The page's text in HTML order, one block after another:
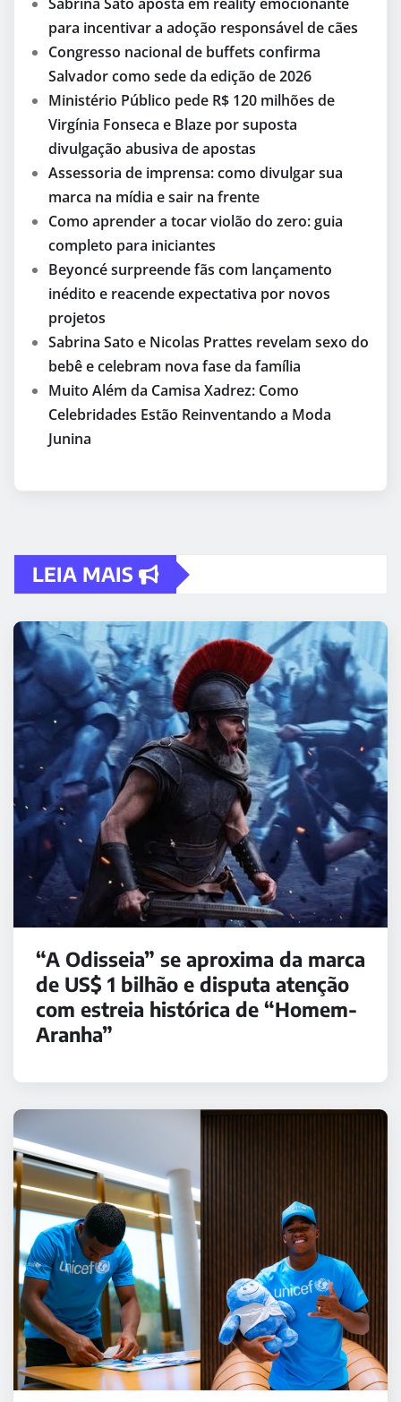
para incentivar a adoção responsável de cães
Congresso nacional de buffets confirma
Salvador como sede da edição de 2026
Ministério Público pede R$ 120 milhões de
Virgínia Fonseca e Blaze por suposta
divulgação abusiva de apostas
Assessoria de imprensa: como divulgar sua
marca na mídia e sair na frente
Como aprender a tocar violão do zero: guia
completo para iniciantes
Beyoncé surpreende fãs com lançamento
inédito e reacende expectativa por novos
projetos
Sabrina Sato e Nicolas Prattes revelam sexo do
bebê e celebram nova fase da família
Muito Além da Camisa Xadrez: Como
Celebridades Estão Reinventando a Moda
Junina
LEIA MAIS
“A Odisseia” se aproxima da marca
de US$ 1 bilhão e disputa atenção
com estreia histórica de “Homem-
Aranha”